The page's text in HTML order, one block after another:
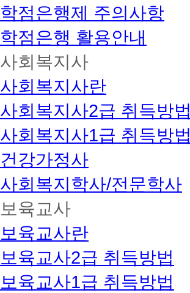
학점은행제 주의사항
학점은행 활용안내
사회복지사
사회복지사란
사회복지사2급 취득방법
사회복지사1급 취득방법
건강가정사
사회복지학사/전문학사
보육교사
보육교사란
보육교사2급 취득방법
보육교사1급 취득방법